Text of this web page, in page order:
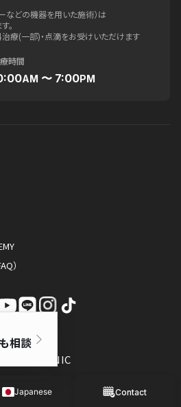
Japanese
Contact
などの機器を用いた施術）は
。
療(一部)・点滴をお受けいただけます
時間
AM 〜 7:00PM
）
CLINIC